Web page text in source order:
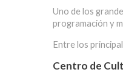
Uno de los
programación y
Entre los
Centro de